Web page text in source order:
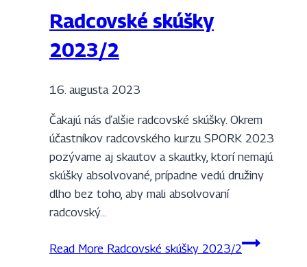
Radcovské skúšky
2023/2
16. augusta 2023
Čakajú nás ďalšie radcovské skúšky. Okrem
účastníkov radcovského kurzu SPORK 2023
pozývame aj skautov a skautky, ktorí nemajú
skúšky absolvované, prípadne vedú družiny
dlho bez toho, aby mali absolvovaní
radcovský…
Read More Radcovské skúšky 2023/2